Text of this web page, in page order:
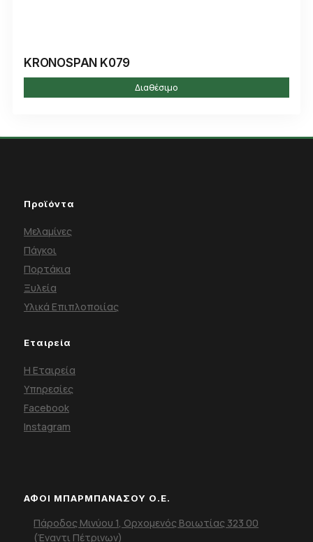
KRONOSPAN K079
Διαθέσιμο
Προϊόντα
Μελαμίνες
Πάγκοι
Πορτάκια
Ξυλεία
Υλικά Επιπλοποιίας
Εταιρεία
Η Εταιρεία
Υπηρεσίες
Facebook
Instagram
ΑΦΟΙ ΜΠΑΡΜΠΑΝΑΣΟΥ Ο.Ε.
Πάροδος Μινύου 1, Ορχομενός Βοιωτίας 323 00
(Έναντι Πέτρινων)